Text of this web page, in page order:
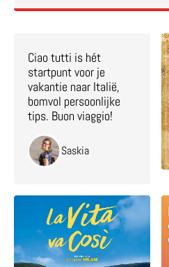
Ciao tutti is hét
startpunt voor je
vakantie naar Italië,
bomvol persoonlijke
tips. Buon viaggio!
Saskia